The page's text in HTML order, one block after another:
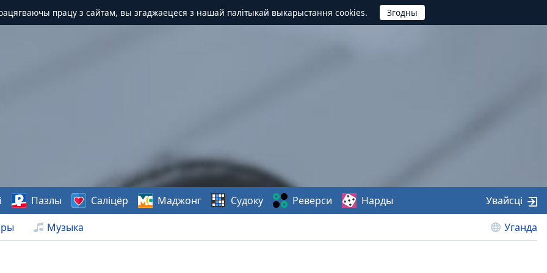
працу з сайтам, вы згаджаецеся з нашай палітыкай выкарыстання cookies.
Музыка Уганда
Пазлы Саліцёр Маджонг Судоку Реверси Нарды Увайсці